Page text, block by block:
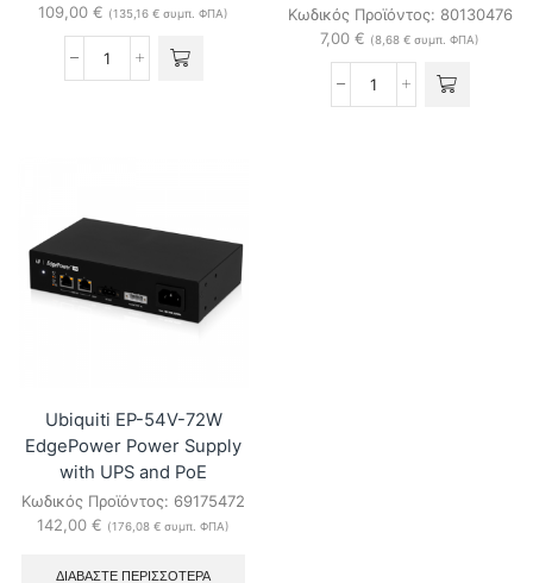
109,00 € (135,16 € συμπ. ΦΠΑ)
Riello
ποσότητα
Κωδικός Προϊόντος: 80130476
7,00 € (8,68 € συμπ. ΦΠΑ)
UPS(IEC
Ubiquiti EP-54V-72W
EdgePower Power Supply
with UPS and PoE
Κωδικός Προϊόντος: 69175472
142,00 € (176,08 € συμπ. ΦΠΑ)
ΔΙΑΒΆΣΤΕ ΠΕΡΙΣΣΌΤΕΡΑ